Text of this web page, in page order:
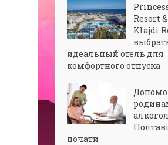
Resort
Klajdi
идеальный отель для
комфортного отпуска
почати